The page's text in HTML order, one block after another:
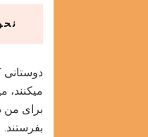
دوستانی
میکنند،
برای من
بفرستند.